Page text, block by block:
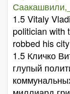
1.5 Vitaly
politician with
robbed his
1.5 Кличко
глупый